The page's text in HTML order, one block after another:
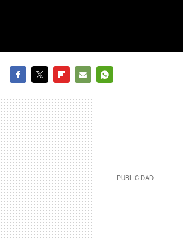
MAIL